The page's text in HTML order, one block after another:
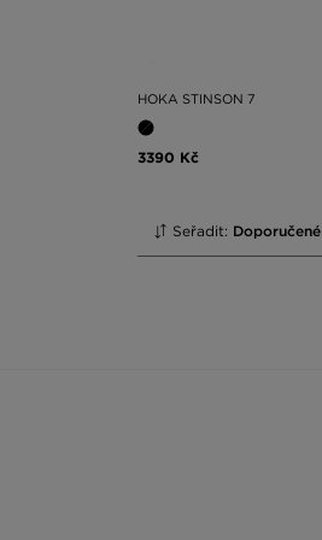
HOKA STINSON 7
3390 Kč
Seřadit: Doporučené